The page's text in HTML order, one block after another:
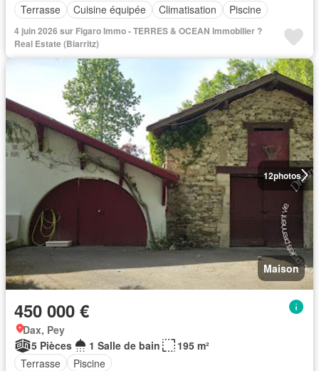
Terrasse
Cuisine équipée Climatisation Piscine
4 juin 2026 sur Figaro Immo - TERRES & OCEAN Immobilier ?
Real Estate (Biarritz)
12photos
Maison
450 000 €
Dax, Pey
5 Pièces
1 Salle de bain
195 m²
Terrasse
Piscine